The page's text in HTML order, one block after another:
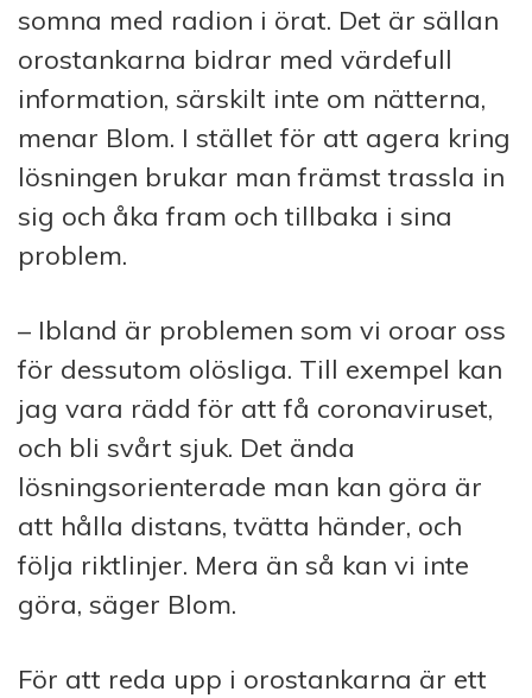
somna med radion i örat. Det är sällan
orostankarna bidrar med värdefull
information, särskilt inte om nätterna,
menar Blom. I stället för att agera kring
lösningen brukar man främst trassla in
sig och åka fram och tillbaka i sina
problem.
– Ibland är problemen som vi oroar oss
för dessutom olösliga. Till exempel kan
jag vara rädd för att få coronaviruset,
och bli svårt sjuk. Det ända
lösningsorienterade man kan göra är
att hålla distans, tvätta händer, och
följa riktlinjer. Mera än så kan vi inte
göra, säger Blom.
För att reda upp i orostankarna är ett